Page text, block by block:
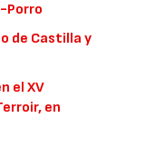
Porro
de Castilla y
el XV
en